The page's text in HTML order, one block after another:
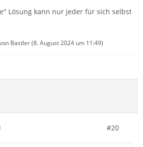
Lösung kann nur jeder für sich selbst
Bastler (8. August 2024 um 11:49)
#20